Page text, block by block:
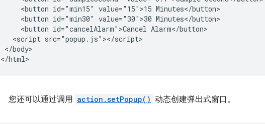
     <button id="min15" value="15">15 Minutes</button>
     <button id="min30" value="30">30 Minutes</button>
     <button id="cancelAlarm">Cancel Alarm</button>
   <script src="popup.js"></script>
</body>
您还可以通过调用 action.setPopup() 动态创建弹出式窗口。